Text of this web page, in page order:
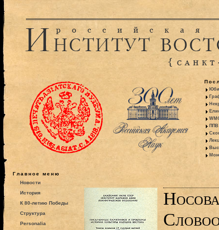
ППВ
Главное меню
Новости
История
К 80-летию Победы
Структура
Personalia